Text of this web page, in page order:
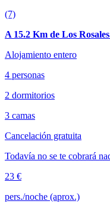
(7)
A 15.2 Km de Los
Alojamiento entero
4 personas
2 dormitorios
3 camas
Cancelación gratuita
Todavía no se te cobrará
23 €
pers./noche (aprox.)